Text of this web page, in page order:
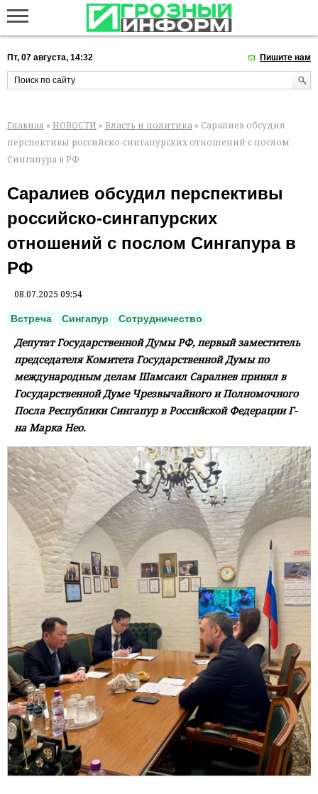
Пт, 07 августа, 14:32 Пишите нам
Главная » НОВОСТИ » Власть и политика » Саралиев обсудил
перспективы российско-сингапурских отношений с послом
Сингапура в РФ
Саралиев обсудил перспективы
российско-сингапурских
отношений с послом Сингапура в
РФ
08.07.2025 09:54
Встреча Сингапур Сотрудничество
Депутат Государственной Думы РФ, первый заместитель
председателя Комитета Государственной Думы по
международным делам Шамсаил Саралиев принял в
Государственной Думе Чрезвычайного и Полномочного
Посла Республики Сингапур в Российской Федерации Г-
на Марка Нео.